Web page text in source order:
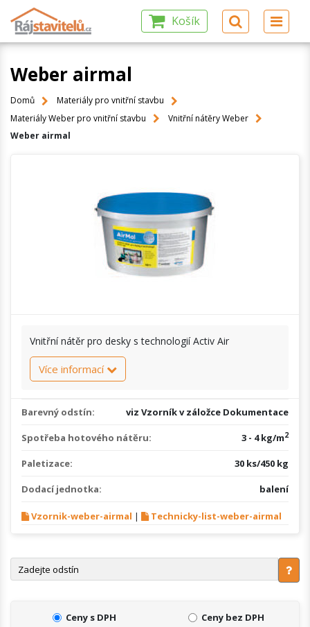
Košík
Weber airmal
Domů
Materiály pro vnitřní stavbu
Materiály Weber pro vnitřní stavbu
Vnitřní nátěry Weber
Weber airmal
Vnitřní nátěr pro desky s technologií Activ Air
Více informací
Barevný odstín: viz Vzorník v záložce Dokumentace
Spotřeba hotového nátěru: 3 - 4 kg/m2
Paletizace: 30 ks/450 kg
Dodací jednotka: balení
Vzornik-weber-airmal | Technicky-list-weber-airmal
Ceny s DPH Ceny bez DPH